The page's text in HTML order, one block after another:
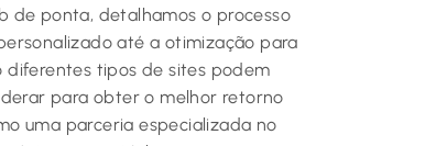
de ponta, detalhamos o processo
até a otimização para
diferentes tipos de sites podem
para obter o melhor retorno
uma parceria especializada no